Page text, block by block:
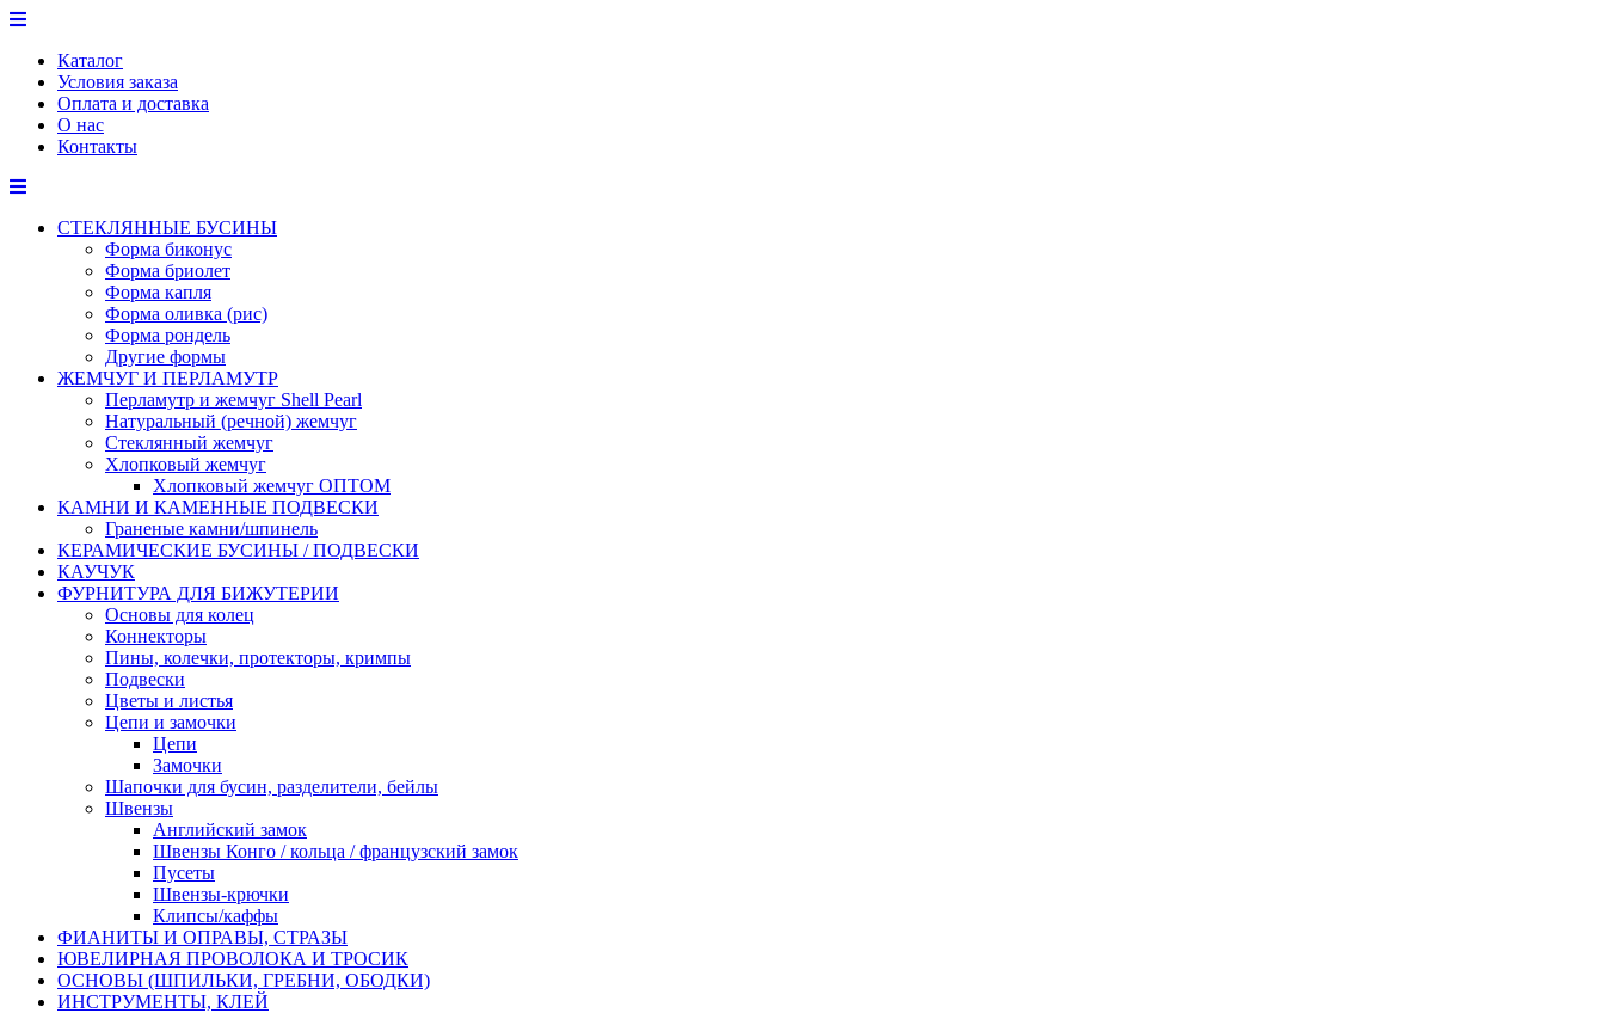
Перейти
содержимому
Каталог
Условия заказа
Оплата и доставка
О нас
Контакты
СТЕКЛЯННЫЕ БУСИНЫ
Форма биконус
Форма бриолет
Форма капля
Форма оливка (рис)
Форма рондель
Другие формы
ЖЕМЧУГ И ПЕРЛАМУТР
Перламутр и жемчуг Shell Pearl
Натуральный (речной) жемчуг
Стеклянный жемчуг
Хлопковый жемчуг
Хлопковый жемчуг ОПТОМ
КАМНИ И КАМЕННЫЕ ПОДВЕСКИ
Граненые камни/шпинель
КЕРАМИЧЕСКИЕ БУСИНЫ / ПОДВЕСКИ
КАУЧУК
ФУРНИТУРА ДЛЯ БИЖУТЕРИИ
Основы для колец
Коннекторы
Пины, колечки, протекторы, кримпы
Подвески
Цветы и листья
Цепи и замочки
Цепи
Замочки
Шапочки для бусин, разделители, бейлы
Швензы
Английский замок
Швензы Конго / кольца / французский замок
Пусеты
Швензы-крючки
Клипсы/каффы
ФИАНИТЫ И ОПРАВЫ, СТРАЗЫ
ЮВЕЛИРНАЯ ПРОВОЛОКА И ТРОСИК
ОСНОВЫ (ШПИЛЬКИ, ГРЕБНИ, ОБОДКИ)
ИНСТРУМЕНТЫ, КЛЕЙ